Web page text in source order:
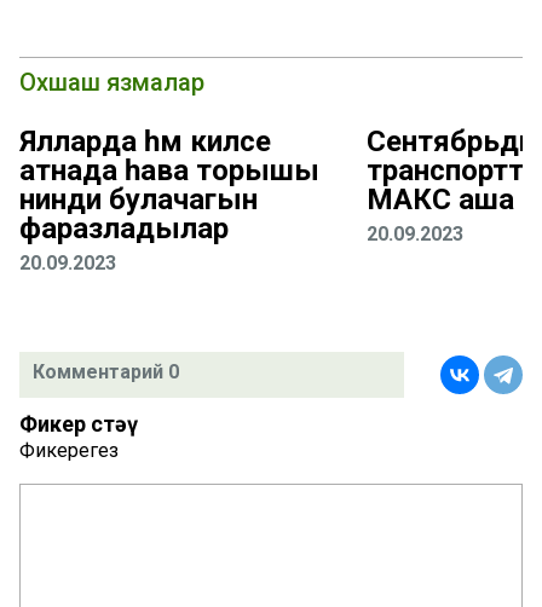
Охшаш язмалар
Ялларда һәм киләсе
атнада һава торышы
нинди булачагын
фаразладылар
20.09.2023
Сентябрьдән
транспортта
МАКС аша
20.09.2023
Комментарий 0
Фикер өстәү
Фикерегез